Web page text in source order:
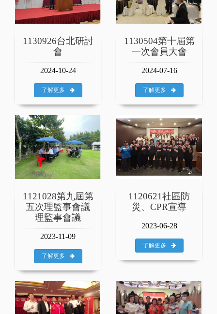
1130926台北研討
會
2024-10-24
了解更多
1130504第十屆第
一次會員大會
2024-07-16
了解更多
1121028第九屆第
五次理監事會議
理監事會議
2023-11-09
了解更多
1120621社區防
災、CPR宣導
2023-06-28
了解更多